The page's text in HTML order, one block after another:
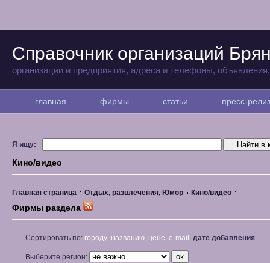
Справочник организаций
организации и предприятия, адреса и телефоны,
главная фирмы статьи пресс-
Я ищу:
Кино/видео
Главная страница Отдых, развлечения, Юмор Кино/видео
Фирмы раздела
Сортировать по: городу названию цене e-mail дате добавления
Выберите регион: